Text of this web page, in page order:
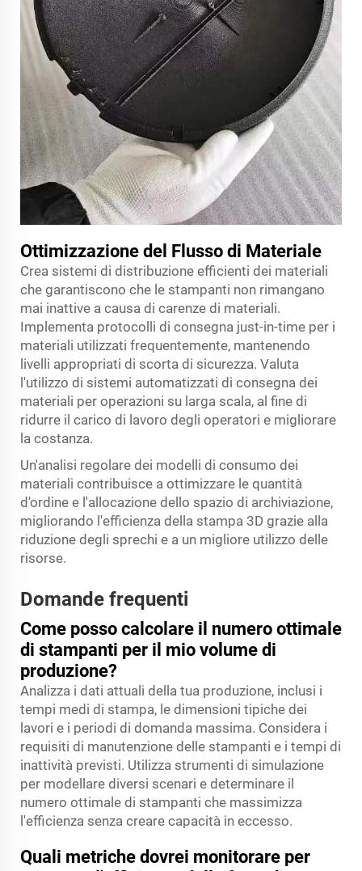
Ottimizzazione del Flusso di Materiale
Crea sistemi di distribuzione efficienti dei materiali
che garantiscono che le stampanti non rimangano
mai inattive a causa di carenze di materiali.
Implementa protocolli di consegna just-in-time per i
materiali utilizzati frequentemente, mantenendo
livelli appropriati di scorta di sicurezza. Valuta
l'utilizzo di sistemi automatizzati di consegna dei
materiali per operazioni su larga scala, al fine di
ridurre il carico di lavoro degli operatori e migliorare
la costanza.
Un'analisi regolare dei modelli di consumo dei
materiali contribuisce a ottimizzare le quantità
d'ordine e l'allocazione dello spazio di archiviazione,
migliorando l'efficienza della stampa 3D grazie alla
riduzione degli sprechi e a un migliore utilizzo delle
risorse.
Domande frequenti
Come posso calcolare il numero ottimale
di stampanti per il mio volume di
produzione?
Analizza i dati attuali della tua produzione, inclusi i
tempi medi di stampa, le dimensioni tipiche dei
lavori e i periodi di domanda massima. Considera i
requisiti di manutenzione delle stampanti e i tempi di
inattività previsti. Utilizza strumenti di simulazione
per modellare diversi scenari e determinare il
numero ottimale di stampanti che massimizza
l'efficienza senza creare capacità in eccesso.
Quali metriche dovrei monitorare per